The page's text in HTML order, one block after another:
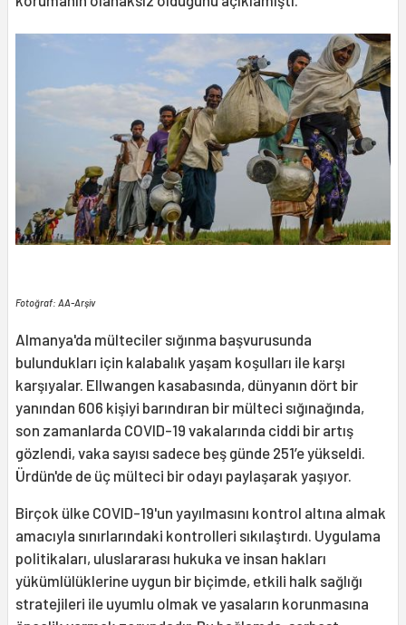
Fotoğraf: AA-Arşiv
Almanya'da mülteciler sığınma başvurusunda
bulundukları için kalabalık yaşam koşulları ile karşı
karşıyalar. Ellwangen kasabasında, dünyanın dört bir
yanından 606 kişiyi barındıran bir mülteci sığınağında,
son zamanlarda COVID-19 vakalarında ciddi bir artış
gözlendi, vaka sayısı sadece beş günde 251’e yükseldi.
Ürdün'de de üç mülteci bir odayı paylaşarak yaşıyor.
Birçok ülke COVID-19'un yayılmasını kontrol altına almak
amacıyla sınırlarındaki kontrolleri sıkılaştırdı. Uygulama
politikaları, uluslararası hukuka ve insan hakları
yükümlülüklerine uygun bir biçimde, etkili halk sağlığı
stratejileri ile uyumlu olmak ve yasaların korunmasına